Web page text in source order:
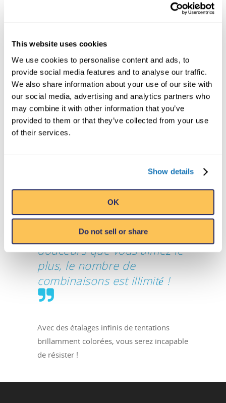
This website uses cookies
We use cookies to personalise content and ads, to
provide social media features and to analyse our traffic.
We also share information about your use of our site with
our social media, advertising and analytics partners who
may combine it with other information that you’ve
provided to them or that they’ve collected from your use
of their services.
Show details
OK
Do not sell or share
TOUS LES BONBONS QUE
VOUS POUVEZ MANGER
Achetez autant ou aussi peu que
vous voulez
Une sortie à la fabrique de bonbons de
Ripley’sreprésente un rêve devenu réalité
problème que vous pouvez rencontrer c’est
celui de convaincre les enfants de partir.
Mélangez et faites
correspondre, et recevez les
douceurs que vous aimez le
plus, le nombre de
combinaisons est illimité !
Avec des étalages infinis de tentations
brillamment colorées, vous serez incapable
de résister !